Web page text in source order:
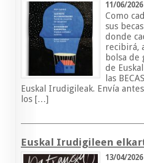
11/06/2026
Como
sus
donde
recibirá,
bolsa de
de
las
Euskal Irudigileak. Envía
los […]
Euskal Irudigileen
13/04/2026